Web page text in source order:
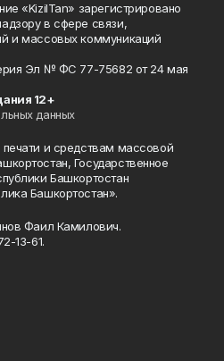
«KizilTan» зарегистрировано
в сфере связи,
и массовых коммуникаций
Эл № ФС 77-75682 от 24 мая
12+
данных
и средствам массовой
Государственное
Башкортостан
Башкортостан».
Фаил Камилович.
13-61.